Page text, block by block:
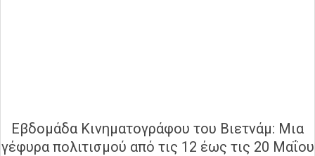
Εβδομάδα Κινηματογράφου του Βιετνάμ: Μια
γέφυρα πολιτισμού από τις 12 έως τις 20 Μαΐου